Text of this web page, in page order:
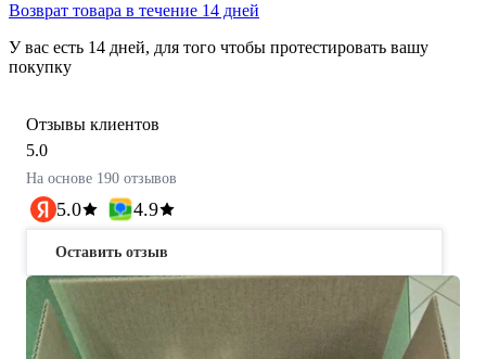
Возврат товара в течение 14 дней
У вас есть 14 дней, для того чтобы протестировать вашу
покупку